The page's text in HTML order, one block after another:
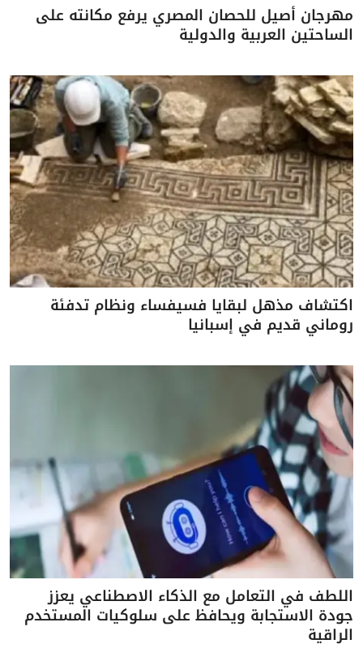
مهرجان أصيل للحصان المصري يرفع مكانته على
الساحتين العربية والدولية
اكتشاف مذهل لبقايا فسيفساء ونظام تدفئة
روماني قديم في إسبانيا
اللطف في التعامل مع الذكاء الاصطناعي يعزز
جودة الاستجابة ويحافظ على سلوكيات المستخدم
الراقية